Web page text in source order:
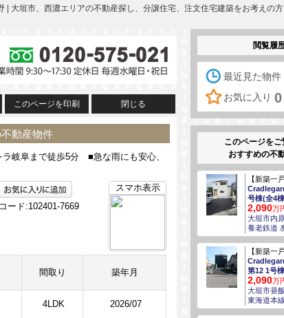
大垣市、西濃エリアの不動産探し、分譲住宅、注文住宅建築をお考えの
このページを印刷 閉じる
動産物件
岐阜まで徒歩5分 ■急な雨にも安心、
スマホ表示
お気に入りに追加
ード:102401-7669
間取り 築年月
4LDK 2026/07
閲覧履
最近見た物件
お気に入り 0
このページを
おすすめの不
【新築一
号棟(全4
2,090万
大垣市内
養老鉄道
【新築一
第12 1号
2,090万
大垣市昼
東海道本